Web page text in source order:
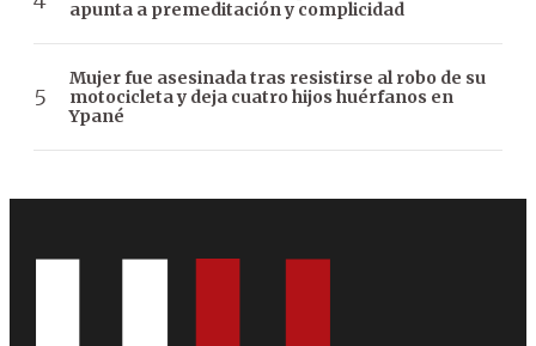
apunta a premeditación y complicidad
Mujer fue asesinada tras resistirse al robo de su
motocicleta y deja cuatro hijos huérfanos en
Ypané